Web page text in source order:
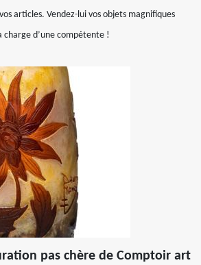
articles. Vendez-lui vos objets magnifiques
charge d’une compétente !
pas chère de Comptoir art